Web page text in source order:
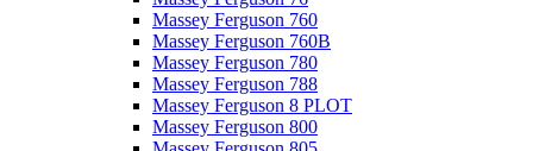
Massey Ferguson 760
Massey Ferguson 760B
Massey Ferguson 780
Massey Ferguson 788
Massey Ferguson 8 PLOT
Massey Ferguson 800